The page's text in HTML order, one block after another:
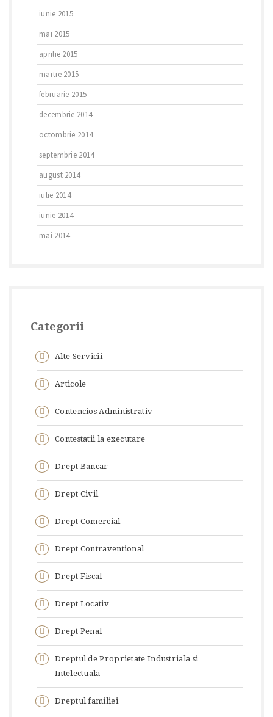
iunie 2015
mai 2015
aprilie 2015
martie 2015
februarie 2015
decembrie 2014
octombrie 2014
septembrie 2014
august 2014
iulie 2014
iunie 2014
mai 2014
Categorii
Alte Servicii
Articole
Contencios Administrativ
Contestatii la executare
Drept Bancar
Drept Civil
Drept Comercial
Drept Contraventional
Drept Fiscal
Drept Locativ
Drept Penal
Dreptul de Proprietate Industriala si
Intelectuala
Dreptul familiei